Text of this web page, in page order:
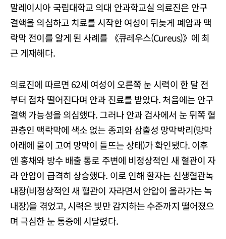
말레이시아 국립대학교 의대 안과학교실 의료진은 안구
결핵을 의심하고 치료를 시작한 여성이 뒤늦게 폐암과 맥
락막 전이를 알게 된 사례를 《큐레우스(Cureus)》에 최
근 게재해다.
의료진에 따르면 62세 여성이 오른쪽 눈 시력이 한 달 전
부터 점차 떨어진다며 안과 진료를 받았다. 처음에는 안구
결핵 가능성을 의심했다. 그러나 안과 검사에서 눈 뒤쪽 혈
관층인 맥락막에 색소 없는 종괴와 삼출성 망막박리(망막
아래에 물이 고여 망막이 들뜨는 상태)가 확인됐다. 이후
엔 홍채와 방수 배출 통로 주변에 비정상적인 새 혈관이 자
라 안압이 급격히 상승했다. 이로 인해 환자는 신생혈관녹
내장(비정상적인 새 혈관이 자라면서 안압이 올라가는 녹
내장)을 겪었고, 시력은 빛만 감지하는 수준까지 떨어졌으
며 극심한 눈 통증에 시달렸다.